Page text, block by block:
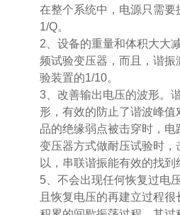
在整个系统中，电源只需
1/Q。
2、设备的重量和体积大大
频试验变压器，而且，谐
验装置的1/10。
3、改善输出电压的波形。
形，有效的防止了谐波峰
品的绝缘弱点被击穿时，
变压器方式做耐压试验时
以，串联谐振能有效的找
5、不会出现任何恢复过电
且恢复电压的再建立过程